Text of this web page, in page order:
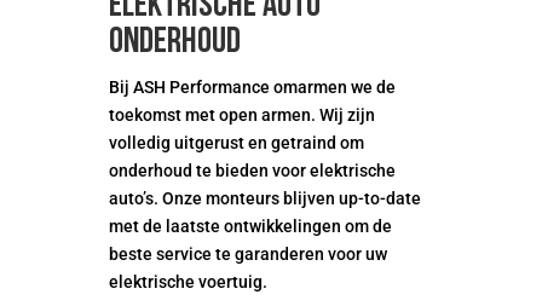
onderhoud
Bij ASH Performance omarmen we de
toekomst met open armen. Wij zijn
volledig uitgerust en getraind om
onderhoud te bieden voor elektrische
auto’s. Onze monteurs blijven up-to-date
met de laatste ontwikkelingen om de
beste service te garanderen voor uw
elektrische voertuig.